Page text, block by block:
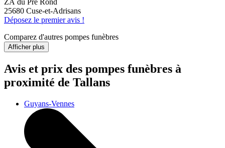
ZA du Pré Rond
25680 Cuse-et-Adrisans
Déposez le premier avis !
Comparez d'autres pompes funèbres
Afficher plus
Avis et prix des pompes funèbres à
proximité de Tallans
Guyans-Vennes